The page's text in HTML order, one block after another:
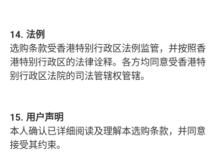
14. 法例
选购条款受香港特别行政区法例监管，并按照香
港特别行政区的法律诠释。各方均同意受香港特
别行政区法院的司法管辖权管辖。
15. 用户声明
本人确认已详细阅读及理解本选购条款，并同意
接受其约束。